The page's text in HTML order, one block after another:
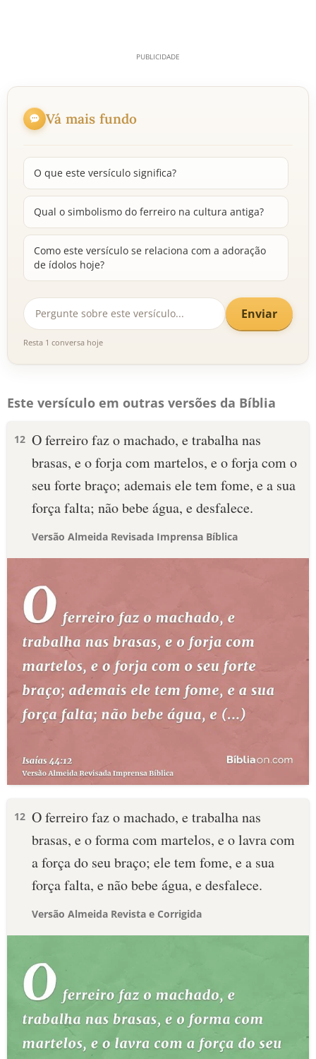
Vá mais fundo
O que este versículo significa?
Qual o simbolismo do ferreiro na cultura antiga?
Como este versículo se relaciona com a adoração
de ídolos hoje?
Enviar
Resta 1 conversa hoje
Este versículo em outras versões da Bíblia
12 O ferreiro faz o machado, e trabalha nas
brasas, e o forja com martelos, e o forja com o
seu forte braço; ademais ele tem fome, e a sua
força falta; não bebe água, e desfalece.
Versão Almeida Revisada Imprensa Bíblica
12 O ferreiro faz o machado, e trabalha nas
brasas, e o forma com martelos, e o lavra com
a força do seu braço; ele tem fome, e a sua
força falta, e não bebe água, e desfalece.
Versão Almeida Revista e Corrigida